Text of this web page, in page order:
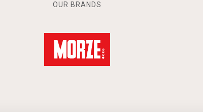
OUR BRANDS